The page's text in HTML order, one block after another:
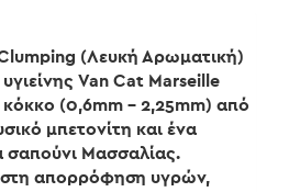
(Λευκή Αρωματική)
Van Cat Marseille
κόκκο (0,6mm – 2,25mm) από
μπετονίτη και ένα
Μασσαλίας.
απορρόφηση υγρών,